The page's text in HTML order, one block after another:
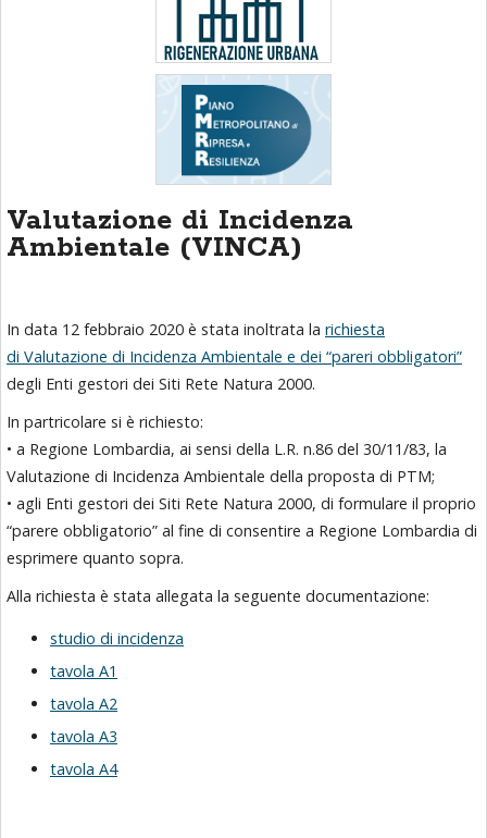
Valutazione di Incidenza
Ambientale (VINCA)
In data 12 febbraio 2020 è stata inoltrata la richiesta
di Valutazione di Incidenza Ambientale e dei “pareri obbligatori”
degli Enti gestori dei Siti Rete Natura 2000.
In partricolare si è richiesto:
• a Regione Lombardia, ai sensi della L.R. n.86 del 30/11/83, la
Valutazione di Incidenza Ambientale della proposta di PTM;
• agli Enti gestori dei Siti Rete Natura 2000, di formulare il proprio
“parere obbligatorio” al fine di consentire a Regione Lombardia di
esprimere quanto sopra.
Alla richiesta è stata allegata la seguente documentazione:
studio di incidenza
tavola A1
tavola A2
tavola A3
tavola A4